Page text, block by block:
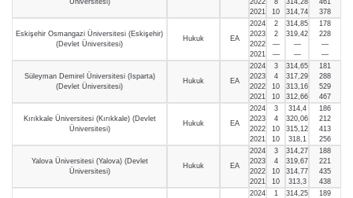
2021
10
314,74
378
Eskişehir Osmangazi Üniversitesi (Eskişehir)
(Devlet Üniversitesi)
Hukuk EA
2024
2023
2022
2021
2
2
—
—
314,85
319,42
—
—
178
228
—
—
Süleyman Demirel Üniversitesi (Isparta)
(Devlet Üniversitesi)
Hukuk EA
2024
2023
2022
2021
3
4
10
10
314,65
317,29
313,16
312,66
181
288
529
467
Kırıkkale Üniversitesi (Kırıkkale) (Devlet
Üniversitesi)
Hukuk EA
2024
2023
2022
2021
3
4
10
10
314,4
320,06
315,12
318,1
186
212
413
256
Yalova Üniversitesi (Yalova) (Devlet
Üniversitesi)
Hukuk EA
2024
2023
2022
2021
3
4
10
10
314,27
319,67
314,77
313,3
188
221
435
438
2024
1
314,25
189